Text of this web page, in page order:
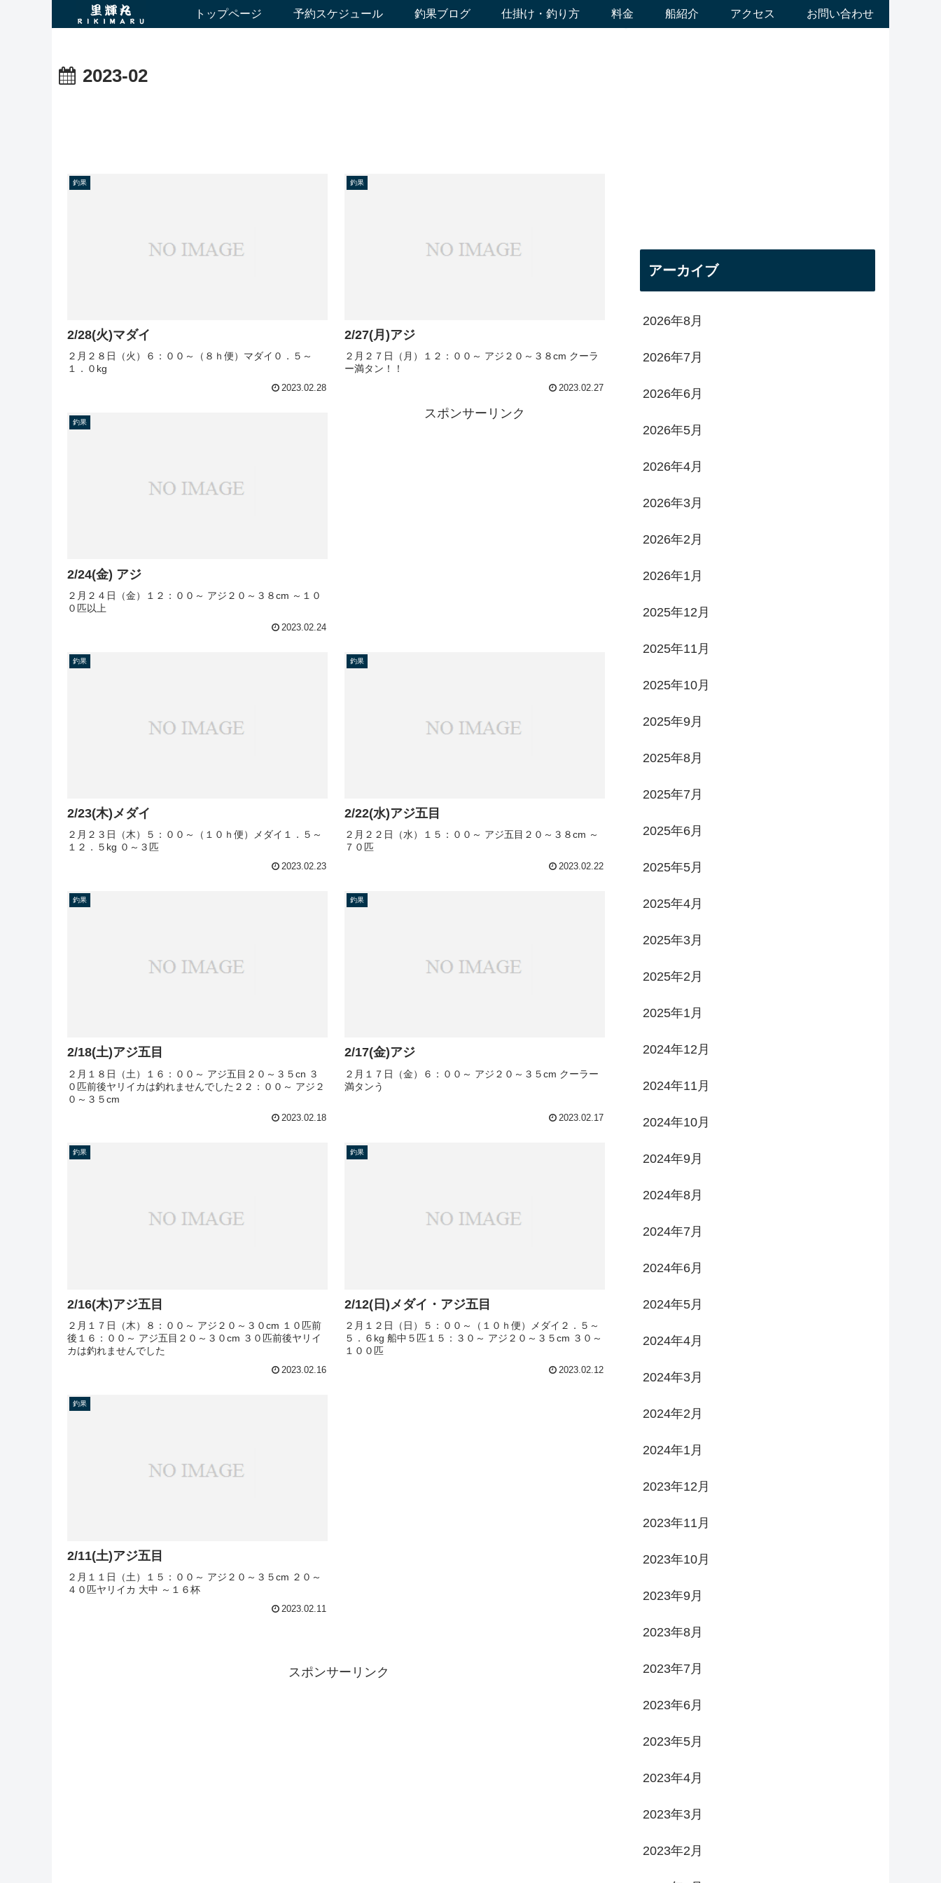
トップページ 予約スケジュール 釣果ブログ 仕掛け・釣り方 料金 船紹介 アクセス お問い合わせ
2023-02
釣果
2/28(火)マダイ
２月２８日（火）６：００～（８ｈ便）マダイ０．５～
１．０kg
2023.02.28
釣果
2/27(月)アジ
２月２７日（月）１２：００～ アジ２０～３８cm クーラ
ー満タン！！
2023.02.27
釣果
2/24(金) アジ
２月２４日（金）１２：００～ アジ２０～３８cm ～１０
０匹以上
2023.02.24
スポンサーリンク
釣果
2/23(木)メダイ
２月２３日（木）５：００～（１０ｈ便）メダイ１．５～
１２．５kg ０～３匹
2023.02.23
釣果
2/22(水)アジ五目
２月２２日（水）１５：００～ アジ五目２０～３８cm ～
７０匹
2023.02.22
釣果
2/18(土)アジ五目
２月１８日（土）１６：００～ アジ五目２０～３５cn ３
０匹前後ヤリイカは釣れませんでした２２：００～ アジ２
０～３５cm
2023.02.18
釣果
2/17(金)アジ
２月１７日（金）６：００～ アジ２０～３５cm クーラー
満タンう
2023.02.17
釣果
2/16(木)アジ五目
２月１７日（木）８：００～ アジ２０～３０cm １０匹前
後１６：００～ アジ五目２０～３０cm ３０匹前後ヤリイ
カは釣れませんでした
2023.02.16
釣果
2/12(日)メダイ・アジ五目
２月１２日（日）５：００～（１０ｈ便）メダイ２．５～
５．６kg 船中５匹１５：３０～ アジ２０～３５cm ３０～
１００匹
2023.02.12
釣果
2/11(土)アジ五目
２月１１日（土）１５：００～ アジ２０～３５cm ２０～
４０匹ヤリイカ 大中 ～１６杯
2023.02.11
スポンサーリンク
アーカイブ
2026年8月
2026年7月
2026年6月
2026年5月
2026年4月
2026年3月
2026年2月
2026年1月
2025年12月
2025年11月
2025年10月
2025年9月
2025年8月
2025年7月
2025年6月
2025年5月
2025年4月
2025年3月
2025年2月
2025年1月
2024年12月
2024年11月
2024年10月
2024年9月
2024年8月
2024年7月
2024年6月
2024年5月
2024年4月
2024年3月
2024年2月
2024年1月
2023年12月
2023年11月
2023年10月
2023年9月
2023年8月
2023年7月
2023年6月
2023年5月
2023年4月
2023年3月
2023年2月